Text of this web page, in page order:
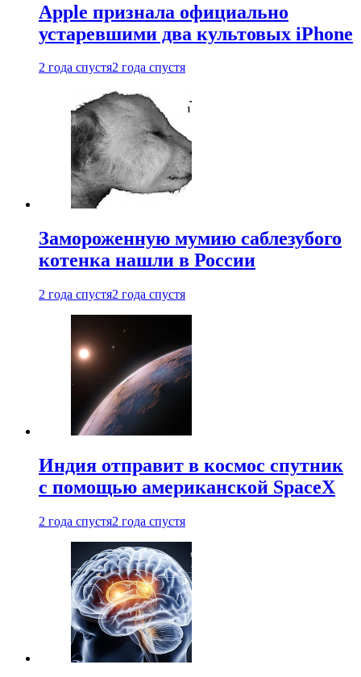
Apple признала официально
устаревшими два культовых iPhone
2 года спустя2 года спустя
Замороженную мумию саблезубого
котенка нашли в России
2 года спустя2 года спустя
Индия отправит в космос спутник
с помощью американской SpaceX
2 года спустя2 года спустя